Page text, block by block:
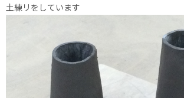
土練リをしています